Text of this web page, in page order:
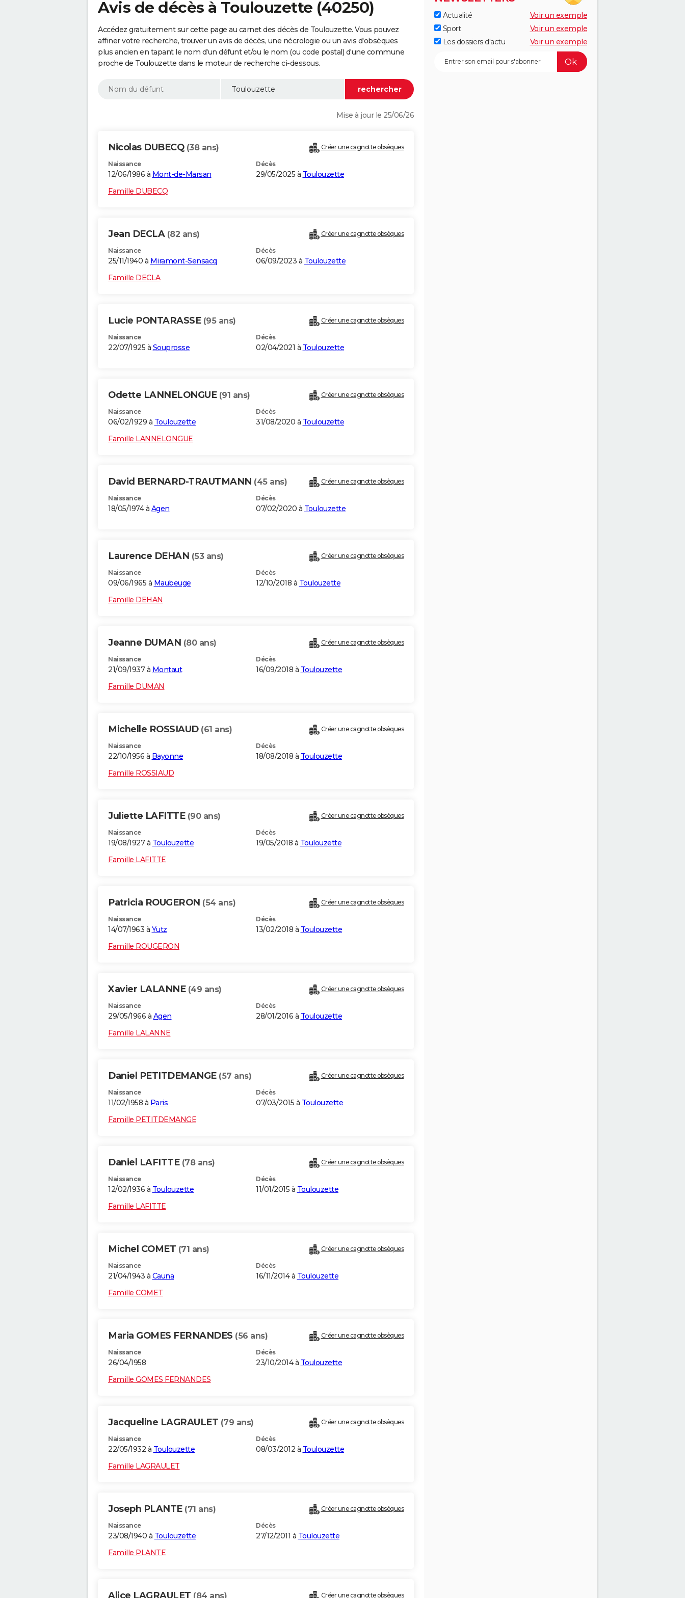
Avis de décès à Toulouzette (40250)
Accédez gratuitement sur cette page au carnet des décès de Toulouzette. Vous pouvez
affiner votre recherche, trouver un avis de décès, une nécrologie ou un avis d'obsèques
plus ancien en tapant le nom d'un défunt et/ou le nom (ou code postal) d'une commune
proche de Toulouzette dans le moteur de recherche ci-dessous.
Mise à jour le 25/06/26
Nicolas DUBECQ (38 ans) Créer une cagnotte obsèques
Naissance
12/06/1986 à Mont-de-Marsan
Décès
29/05/2025 à Toulouzette
Famille DUBECQ
Jean DECLA (82 ans) Créer une cagnotte obsèques
Naissance
25/11/1940 à Miramont-Sensacq
Décès
06/09/2023 à Toulouzette
Famille DECLA
Lucie PONTARASSE (95 ans) Créer une cagnotte obsèques
Naissance
22/07/1925 à Souprosse
Décès
02/04/2021 à Toulouzette
Odette LANNELONGUE (91 ans) Créer une cagnotte obsèques
Naissance
06/02/1929 à Toulouzette
Décès
31/08/2020 à Toulouzette
Famille LANNELONGUE
David BERNARD-TRAUTMANN (45 ans) Créer une cagnotte obsèques
Naissance
18/05/1974 à Agen
Décès
07/02/2020 à Toulouzette
Laurence DEHAN (53 ans) Créer une cagnotte obsèques
Naissance
09/06/1965 à Maubeuge
Décès
12/10/2018 à Toulouzette
Famille DEHAN
Jeanne DUMAN (80 ans) Créer une cagnotte obsèques
Naissance
21/09/1937 à Montaut
Décès
16/09/2018 à Toulouzette
Famille DUMAN
Michelle ROSSIAUD (61 ans) Créer une cagnotte obsèques
Naissance
22/10/1956 à Bayonne
Décès
18/08/2018 à Toulouzette
Famille ROSSIAUD
Juliette LAFITTE (90 ans) Créer une cagnotte obsèques
Naissance
19/08/1927 à Toulouzette
Décès
19/05/2018 à Toulouzette
Famille LAFITTE
Patricia ROUGERON (54 ans) Créer une cagnotte obsèques
Naissance
14/07/1963 à Yutz
Décès
13/02/2018 à Toulouzette
Famille ROUGERON
Xavier LALANNE (49 ans) Créer une cagnotte obsèques
Naissance
29/05/1966 à Agen
Décès
28/01/2016 à Toulouzette
Famille LALANNE
Daniel PETITDEMANGE (57 ans) Créer une cagnotte obsèques
Naissance
11/02/1958 à Paris
Décès
07/03/2015 à Toulouzette
Famille PETITDEMANGE
Daniel LAFITTE (78 ans) Créer une cagnotte obsèques
Naissance
12/02/1936 à Toulouzette
Décès
11/01/2015 à Toulouzette
Famille LAFITTE
Michel COMET (71 ans) Créer une cagnotte obsèques
Naissance
21/04/1943 à Cauna
Décès
16/11/2014 à Toulouzette
Famille COMET
Maria GOMES FERNANDES (56 ans) Créer une cagnotte obsèques
Naissance
26/04/1958
Décès
23/10/2014 à Toulouzette
Famille GOMES FERNANDES
Jacqueline LAGRAULET (79 ans) Créer une cagnotte obsèques
Naissance
22/05/1932 à Toulouzette
Décès
08/03/2012 à Toulouzette
Famille LAGRAULET
Joseph PLANTE (71 ans) Créer une cagnotte obsèques
Naissance
23/08/1940 à Toulouzette
Décès
27/12/2011 à Toulouzette
Famille PLANTE
Alice LAGRAULET (84 ans) Créer une cagnotte obsèques
Actualité
Voir un exemple
Sport
Voir un exemple
Les dossiers d'actu
Voir un exemple